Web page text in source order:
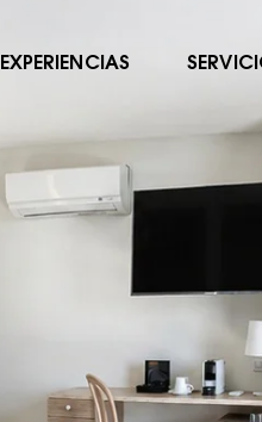
EXPERIENCIAS